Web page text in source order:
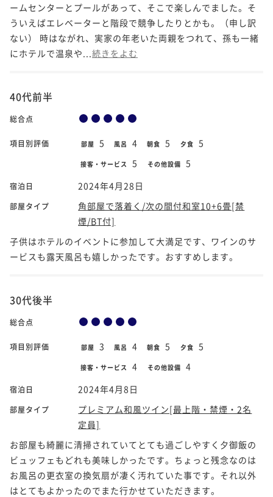
ームセンターとプールがあって、そこで楽しんでました。そ
ういえばエレベーターと階段で競争したりとかも。（申し訳
ない） 時はながれ、実家の年老いた両親をつれて、孫も一緒
にホテルで温泉や... 続きをよむ
40代前半
総合点
項目別評価 部屋 5 風呂 4 朝食 5 夕食 5
接客・サービス 5 その他設備 5
宿泊日 2024年4月28日
部屋タイプ
角部屋で落着く/次の間付和室10+6畳[禁
煙/BT付]
子供はホテルのイベントに参加して大満足です、ワインのサ
ービスも露天風呂も嬉しかったです。おすすめします。
30代後半
総合点
項目別評価 部屋 3 風呂 4 朝食 5 夕食 5
接客・サービス 4 その他設備 4
宿泊日 2024年4月8日
部屋タイプ
プレミアム和風ツイン[最上階・禁煙・2名
定員]
お部屋も綺麗に清掃されていてとても過ごしやすく夕御飯の
ビュッフェもどれも美味しかったです。ちょっと残念なのは
お風呂の更衣室の換気扇が凄く汚れていた事です。それ以外
はとてもよかったのでまた行かせていただきます。